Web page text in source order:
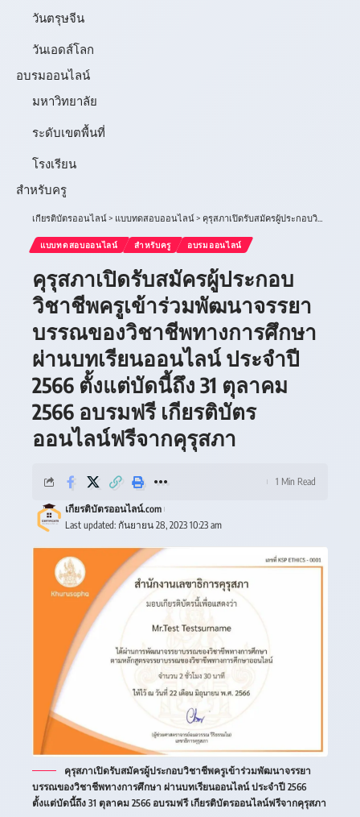
วันตรุษจีน
วันเอดส์โลก
อบรมออนไลน์
มหาวิทยาลัย
ระดับเขตพื้นที่
โรงเรียน
สำหรับครู
เกียรติบัตรออนไลน์> แบบทดสอบออนไลน์> คุรุสภาเปิดรับสมัครผู้ประกอบวิชาชีพครูเข้าร่วมพัฒนาจรรยาบรรณของวิชาชีพทางการศึกษา ผ่านบทเรียนออนไลน์ ประจำปี 2566 ตั้งแต่บัดนี้ถึง 31 ตุลาคม 2566 อบรมฟรี เกียรติบัตรออนไลน์ฟรีจากคุรุสภา
แบบทดสอบออนไลน์ สำหรับครู อบรมออนไลน์
คุรุสภาเปิดรับสมัครผู้ประกอบ
วิชาชีพครูเข้าร่วมพัฒนาจรรยา
บรรณของวิชาชีพทางการศึกษา
ผ่านบทเรียนออนไลน์ ประจำปี
2566 ตั้งแต่บัดนี้ถึง 31 ตุลาคม
2566 อบรมฟรี เกียรติบัตร
ออนไลน์ฟรีจากคุรุสภา
Last updated: กันยายน 28, 2023 10:23 am
เกียรติบัตรออนไลน์.com
1 Min Read
คุรุสภาเปิดรับสมัครผู้ประกอบวิชาชีพครูเข้าร่วมพัฒนาจรรยา
บรรณของวิชาชีพทางการศึกษา ผ่านบทเรียนออนไลน์ ประจำปี 2566
ตั้งแต่บัดนี้ถึง 31 ตุลาคม 2566 อบรมฟรี เกียรติบัตรออนไลน์ฟรีจากคุรุสภา